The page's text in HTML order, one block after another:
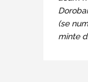
(se
minte